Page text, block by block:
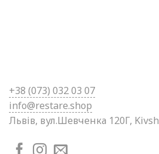
+38 (073) 032 03 07
info@restare.shop
Львів, вул.Шевченка 120Г, Kivsh